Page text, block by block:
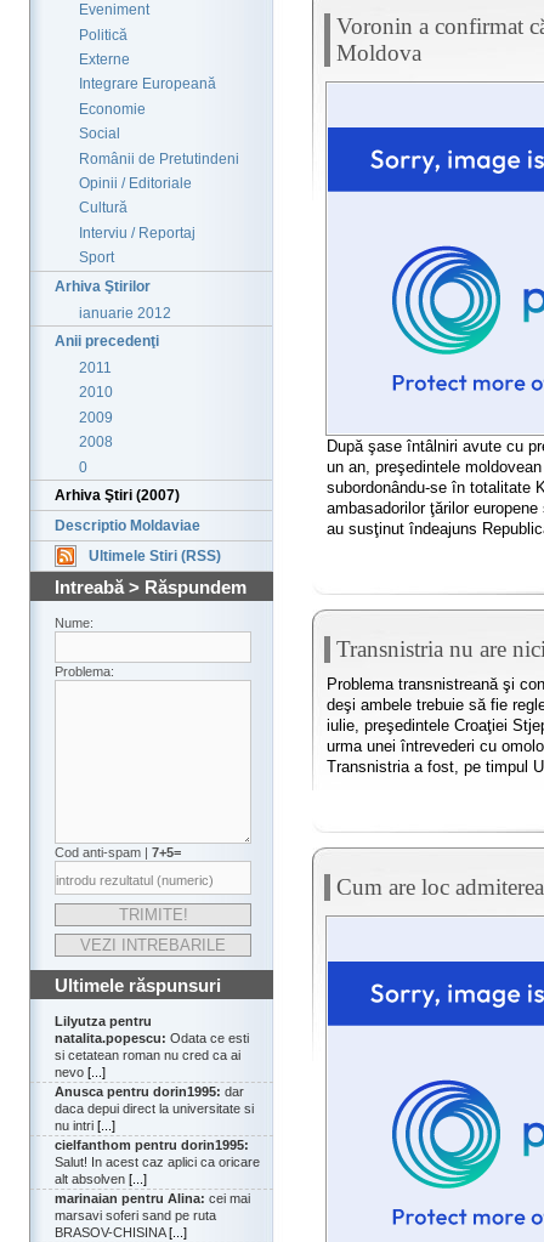
Eveniment
Politică
Externe
Integrare Europeană
Economie
Social
Românii de Pretutindeni
Opinii / Editoriale
Cultură
Interviu / Reportaj
Sport
Arhiva Ştirilor
ianuarie 2012
Anii precedenţi
2011
2010
2009
2008
0
Arhiva Ştiri (2007)
Descriptio Moldaviae
Ultimele Stiri (RSS)
Intreabă > Răspundem
Nume:
Problema:
Cod anti-spam | 7+5=
Ultimele răspunsuri
Lilyutza pentru
natalita.popescu: Odata ce esti
si cetatean roman nu cred ca ai
nevo [...]
Anusca pentru dorin1995: dar
daca depui direct la universitate si
nu intri [...]
cielfanthom pentru dorin1995:
Salut! In acest caz aplici ca oricare
alt absolven [...]
marinaian pentru Alina: cei mai
marsavi soferi sand pe ruta
BRASOV-CHISINA[...]
Voronin a confirmat
Moldova
După şase întâlniri avute cu
un an, preşedintele
subordonându-se în totalitate
ambasadorilor ţărilor
au susţinut îndeajuns
Transnistria nu are
Problema transnistreană şi
deşi ambele trebuie să fie
iulie, preşedintele Croaţiei
urma unei întrevederi cu
Transnistria a fost, pe timpul
Cum are loc